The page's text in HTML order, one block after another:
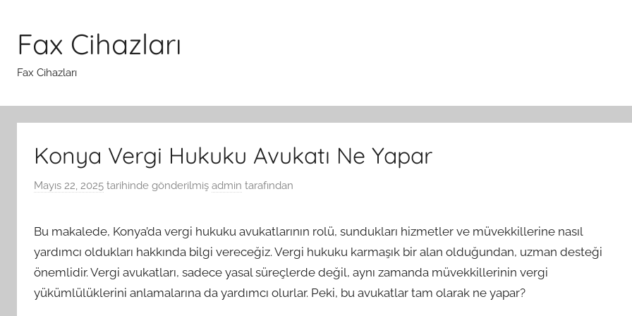
Fax Cihazları
Fax Cihazları
Konya Vergi Hukuku Avukatı Ne Yapar
Mayıs 22, 2025 tarihinde gönderilmiş admin tarafından
Bu makalede, Konya’da vergi hukuku avukatlarının rolü, sundukları hizmetler ve müvekkillerine nasıl
yardımcı oldukları hakkında bilgi vereceğiz. Vergi hukuku karmaşık bir alan olduğundan, uzman desteği
önemlidir. Vergi avukatları, sadece yasal süreçlerde değil, aynı zamanda müvekkillerinin vergi
yükümlülüklerini anlamalarına da yardımcı olurlar. Peki, bu avukatlar tam olarak ne yapar?